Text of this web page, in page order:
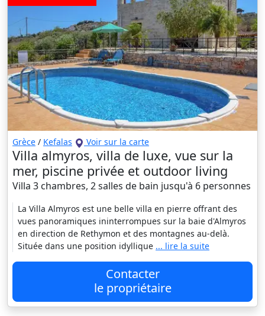
Grèce / Kefalas Voir sur la carte
Villa almyros, villa de luxe, vue sur la
mer, piscine privée et outdoor living
Villa 3 chambres, 2 salles de bain jusqu'à 6 personnes
La Villa Almyros est une belle villa en pierre offrant des
vues panoramiques ininterrompues sur la baie d'Almyros
en direction de Rethymon et des montagnes au-delà.
Située dans une position idyllique ... lire la suite
Contacter
le propriétaire